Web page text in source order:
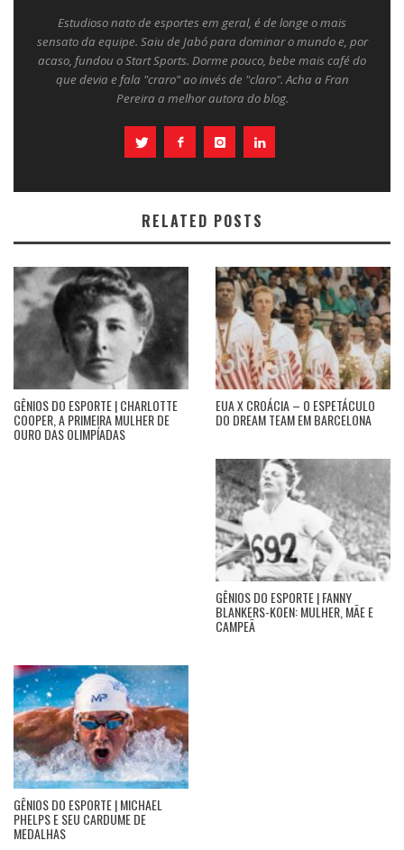
Estudioso nato de esportes em geral, é de longe o mais
sensato da equipe. Saiu de Jabó para dominar o mundo e, por
acaso, fundou o Start Sports. Dorme pouco, bebe mais café do
que devia e fala "craro" ao invés de "claro". Acha a Fran
Pereira a melhor autora do blog.
RELATED POSTS
GÊNIOS DO ESPORTE | CHARLOTTE
COOPER, A PRIMEIRA MULHER DE
OURO DAS OLIMPÍADAS
EUA X CROÁCIA – O ESPETÁCULO
DO DREAM TEAM EM BARCELONA
GÊNIOS DO ESPORTE | FANNY
BLANKERS-KOEN: MULHER, MÃE E
CAMPEÃ
GÊNIOS DO ESPORTE | MICHAEL
PHELPS E SEU CARDUME DE
MEDALHAS